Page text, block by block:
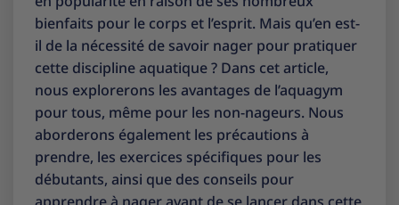
bienfaits pour le corps et l’esprit. Mais qu’en est-
il de la nécessité de savoir nager pour pratiquer
cette discipline aquatique ? Dans cet article,
nous explorerons les avantages de l’aquagym
pour tous, même pour les non-nageurs. Nous
aborderons également les précautions à
prendre, les exercices spécifiques pour les
débutants, ainsi que des conseils pour